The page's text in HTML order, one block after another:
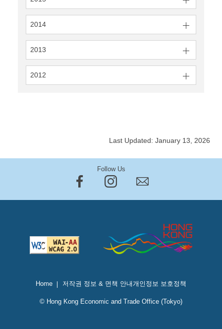
2014
2013
2012
Last Updated: January 13, 2026
Follow Us
Home 저작권 정보 & 면책 안내 개인정보 보호정책
© Hong Kong Economic and Trade Office (Tokyo)